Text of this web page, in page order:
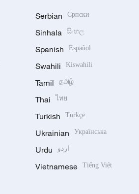
Serbian Српски
Sinhala සිංහල
Spanish Español
Swahili Kiswahili
Tamil தமிழ்
Thai ไทย
Turkish Türkçe
Ukrainian Українська
Urdu اردو
Vietnamese Tiếng Việt